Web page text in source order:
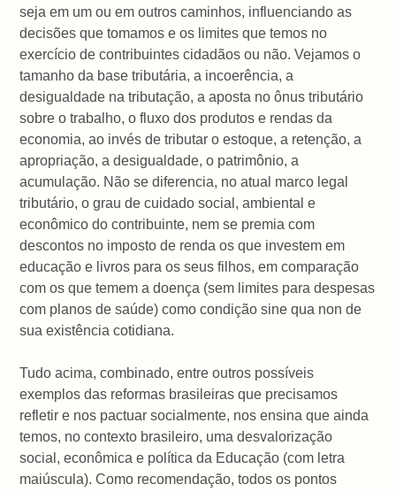
seja em um ou em outros caminhos, influenciando as
decisões que tomamos e os limites que temos no
exercício de contribuintes cidadãos ou não. Vejamos o
tamanho da base tributária, a incoerência, a
desigualdade na tributação, a aposta no ônus tributário
sobre o trabalho, o fluxo dos produtos e rendas da
economia, ao invés de tributar o estoque, a retenção, a
apropriação, a desigualdade, o patrimônio, a
acumulação. Não se diferencia, no atual marco legal
tributário, o grau de cuidado social, ambiental e
econômico do contribuinte, nem se premia com
descontos no imposto de renda os que investem em
educação e livros para os seus filhos, em comparação
com os que temem a doença (sem limites para despesas
com planos de saúde) como condição sine qua non de
sua existência cotidiana.
Tudo acima, combinado, entre outros possíveis
exemplos das reformas brasileiras que precisamos
refletir e nos pactuar socialmente, nos ensina que ainda
temos, no contexto brasileiro, uma desvalorização
social, econômica e política da Educação (com letra
maiúscula). Como recomendação, todos os pontos